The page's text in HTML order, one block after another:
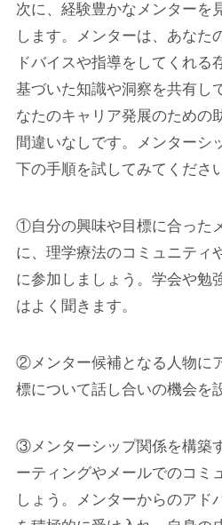
次に、経験豊かなメンターを
します。メンターは、あなた
ドバイスや指導をしてくれる
基づいた知識や洞察を共有し
なたのキャリア発展のための
間違いなしです。メンターシ
下の手順を試してみてくださ
①自分の興味や目標に合った
に、理学療法のコミュニティ
に参加しましょう。学会や勉
はよく聞きます。
②メンター候補となる人物に
標について話し合いの機会を
③メンターシップ関係を構築
ーティングやメールでのコミ
しょう。メンターからのアド